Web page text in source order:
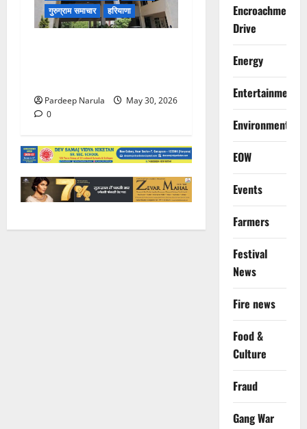
गुरुग्राम समाचार
हरियाणा
Pardeep Narula
May 30, 2026
0
Encroachment
Drive
Energy
Entertainment
Environment
EOW
Events
Farmers
Festival
News
Fire news
Food &
Culture
Fraud
Gang War